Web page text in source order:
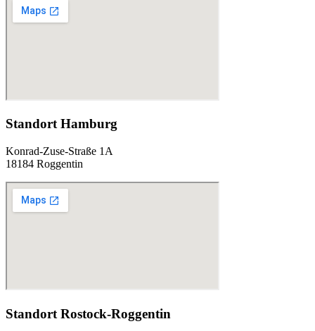
Standort Hamburg
Konrad-Zuse-Straße 1A
18184 Roggentin
Standort Rostock-Roggentin